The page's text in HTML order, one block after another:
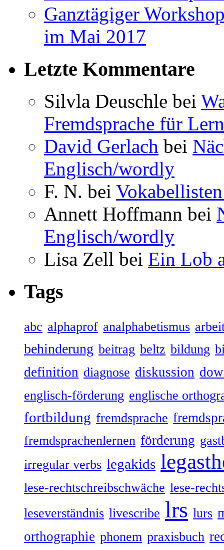
Ganztägiger
im Mai 2017
Letzte Kommentare
Silvla Deuschle bei
Fremdsprache für
David Gerlach bei
Englisch/wordly
F. N. bei
Annett Hoffmann bei
Englisch/wordly
Lisa Zell bei Ein Lob
Tags
abc alphaprof analphabetismus
behinderung beitrag beltz bildung
definition diagnose diskussion
englisch-förderung englische
fortbildung fremdsprache
fremdsprachenlernen förderung
irregular verbs legakids
lese-rechtschreibschwäche lese-
leseverständnis livescribe lrs lurs
orthographie phonem praxisbuch